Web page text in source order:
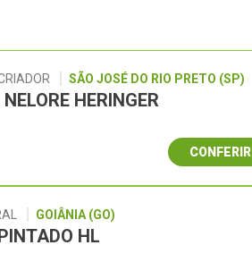
SÃO JOSÉ DO RIO PRETO (SP)
HERINGER
CONFERIR
GOIÂNIA (GO)
HL